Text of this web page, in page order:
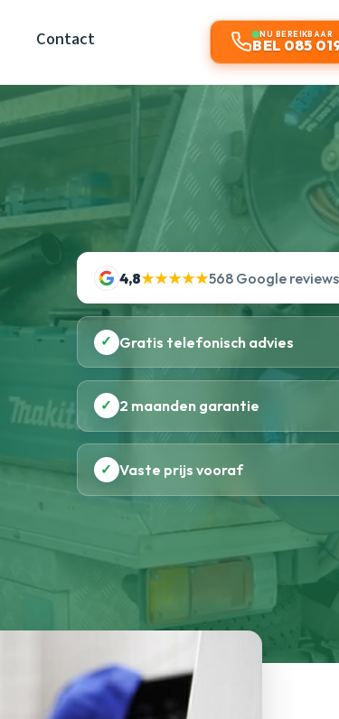
Contact NU BEREIKBAAR
BEL 085
4,8★★★★★568 Google reviews
✓ Gratis telefonisch advies
✓ 2 maanden garantie
✓ Vaste prijs vooraf